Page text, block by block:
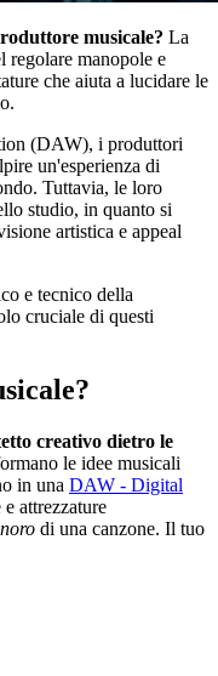
musicale? La
regolare manopole e
che aiuta a lucidare le
(DAW), i produttori
un'esperienza di
Tuttavia, le loro
studio, in quanto si
artistica e appeal
e tecnico della
cruciale di questi
creativo dietro le
le idee musicali
in una DAW - Digital
attrezzature
di una canzone. Il tuo